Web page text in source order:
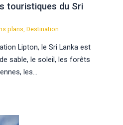
touristiques du Sri
plans ,Destination
Lipton, le Sri Lanka est
sable, le soleil, les forêts
les…